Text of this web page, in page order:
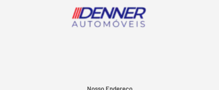
Nosso Endereço